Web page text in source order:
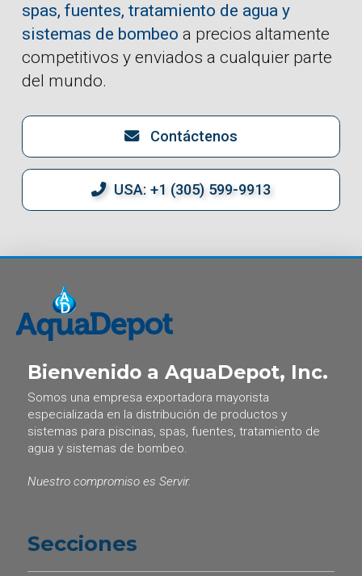
spas, fuentes, tratamiento de agua y
sistemas de bombeo a precios altamente
competitivos y enviados a cualquier parte
del mundo.
Contáctenos
USA: +1 (305) 599-9913
Bienvenido a AquaDepot, Inc.
Somos una empresa exportadora mayorista
especializada en la distribución de productos y
sistemas para piscinas, spas, fuentes, tratamiento de
agua y sistemas de bombeo.
Nuestro compromiso es Servir.
Secciones